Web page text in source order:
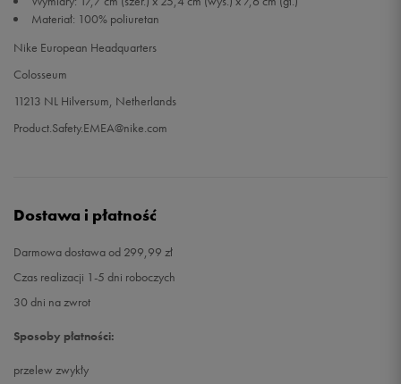
Materiał: 100% poliuretan
Nike European Headquarters
Colosseum
11213 NL Hilversum, Netherlands
Product.Safety.EMEA@nike.com
Dostawa i płatność
Darmowa dostawa od 299,99 zł
Czas realizacji 1-5 dni roboczych
30 dni na zwrot
Sposoby płatności:
przelew zwykły